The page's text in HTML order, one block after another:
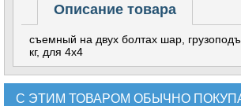
Описание товара
съемный на двух болтах шар,
кг, для 4x4
С ЭТИМ ТОВАРОМ ОБЫЧНО